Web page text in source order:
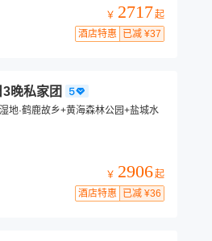
￥ 2717起
酒店特惠
已减 ¥37
晚私家团
地·鹤鹿故乡+黄海森林公园+盐城水
￥ 2906起
酒店特惠
已减 ¥36